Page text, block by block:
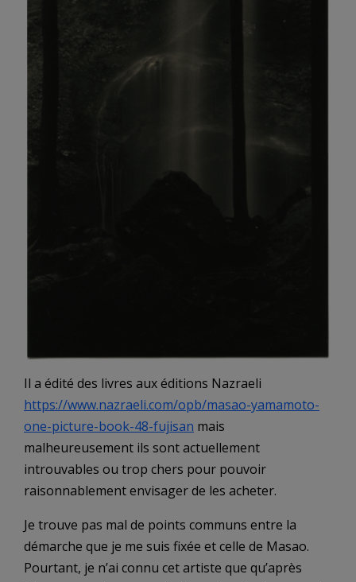
Il a édité des livres aux éditions Nazraeli
https://www.nazraeli.com/opb/masao-yamamoto-
one-picture-book-48-fujisan mais
malheureusement ils sont actuellement
introuvables ou trop chers pour pouvoir
raisonnablement envisager de les acheter.
Je trouve pas mal de points communs entre la
démarche que je me suis fixée et celle de Masao.
Pourtant, je n’ai connu cet artiste que qu’après